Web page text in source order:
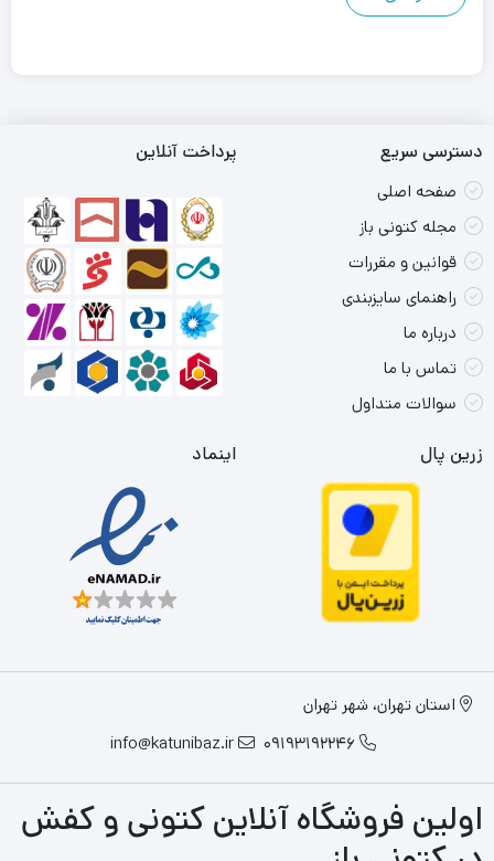
دسترسی سریع
صفحه اصلی
مجله کتونی باز
قوانین و مقررات
راهنمای سایزبندی
درباره ما
تماس با ما
سوالات متداول
پرداخت آنلاین
زرین پال اینماد
استان تهران، شهر تهران
09193192246
info@katunibaz.ir
اولین فروشگاه آنلاین کتونی و کفش